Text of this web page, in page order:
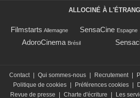
ALLOCINÉ À
Filmstarts Allemagne SensaCine Espagne
AdoroCinema Brésil
Contact Qui sommes-nous Recrutement
Politique de cookies
Préférences cookies
Revue de presse
Charte d'écriture Les